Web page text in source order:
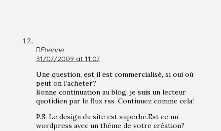
Etienne
31/07/2009 at 11:07
Une question, est il est commercialisé, si oui où
peut on l’acheter?
Bonne continuation au blog, je suis un lecteur
quotidien par le flux rss. Continuez comme cela!
P.S: Le design du site est superbe.Est ce un
wordpress avec un thème de votre création?